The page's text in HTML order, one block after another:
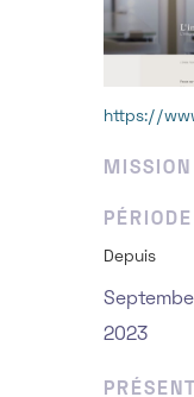
https://
MISSION
PÉRIODE
Depuis
2023